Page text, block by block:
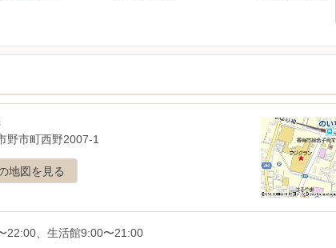
野市町西野2007-1
地図を見る
22:00、生活館9:00〜21:00